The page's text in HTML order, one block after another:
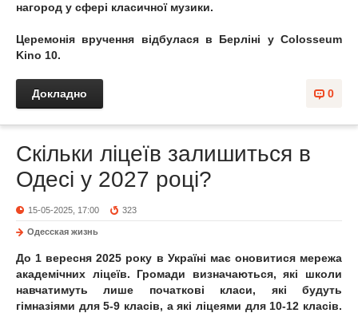
нагород у сфері класичної музики.
Церемонія вручення відбулася в Берліні у Colosseum
Kino 10.
0
Докладно
Скільки ліцеїв залишиться в
Одесі у 2027 році?
15-05-2025, 17:00 323
Одесская жизнь
До 1 вересня 2025 року в Україні має оновитися мережа
академічних ліцеїв. Громади визначаються, які школи
навчатимуть лише початкові класи, які будуть
гімназіями для 5-9 класів, а які ліцеями для 10-12 класів.